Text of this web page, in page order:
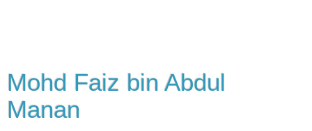
Mohd Faiz bin Abdul
Manan